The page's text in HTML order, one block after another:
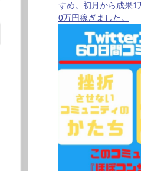
すめ。初月から成果1
0万円稼ぎました。